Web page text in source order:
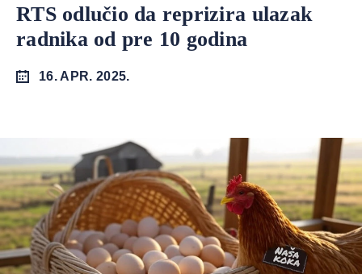
RTS odlučio da reprizira ulazak
radnika od pre 10 godina
16. APR. 2025.